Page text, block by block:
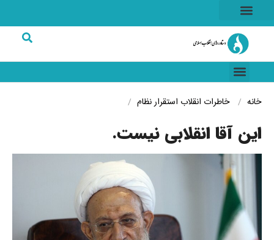
خانه خاطرات انقلاباستقرار نظام
این آقا انقلابی نیست.